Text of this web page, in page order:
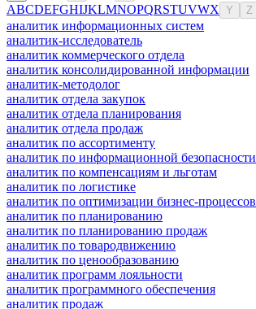
ABCDEFGHIJKLMNOPQRSTUVWX Y Z
аналитик информационных систем
аналитик-исследователь
аналитик коммерческого отдела
аналитик консолидированной информации
аналитик-методолог
аналитик отдела закупок
аналитик отдела планирования
аналитик отдела продаж
аналитик по ассортименту
аналитик по информационной безопасности
аналитик по компенсациям и льготам
аналитик по логистике
аналитик по оптимизации бизнес-процессов
аналитик по планированию
аналитик по планированию продаж
аналитик по товародвижению
аналитик по ценообразованию
аналитик программ лояльности
аналитик программного обеспечения
аналитик продаж